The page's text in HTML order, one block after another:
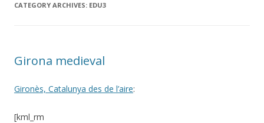
CATEGORY ARCHIVES: EDU3
Girona medieval
Gironès, Catalunya des de l’aire:
[kml_rm